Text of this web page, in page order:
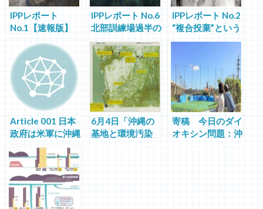
IPPレポート
No.1【速報版】
沖縄の要求を正し
く伝えているか
：PFOS汚染を事
例にした沖縄県、
沖縄防衛局、米軍
間コミュニケーシ
ョンの検証
IPPレポート No.6
北部訓練場過半の
返還実施案調査で
非公開資料入手
IPPレポート No.2
“複合投棄”という
跡地の現実：沖縄
市サッカー場、北
谷上勢頭住宅地、
読谷村整備農地
Article 001 日本
政府は米軍に沖縄
の要求を正しく伝
えているか
6月4日「沖縄の
基地と環境汚染
寄稿 今日のダイ
オキシン問題：沖